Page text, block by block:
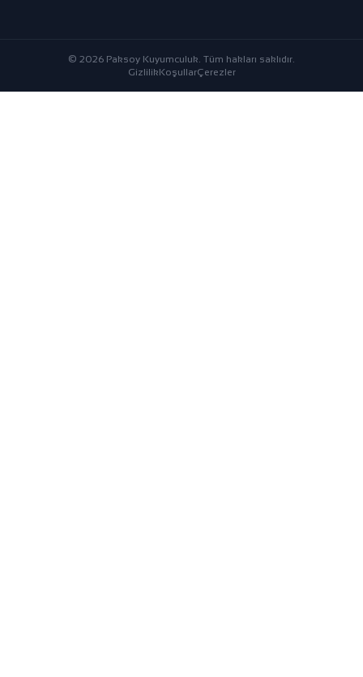
© 2026 Paksoy Kuyumculuk. Tüm hakları saklıdır.
GizlilikKoşullarÇerezler